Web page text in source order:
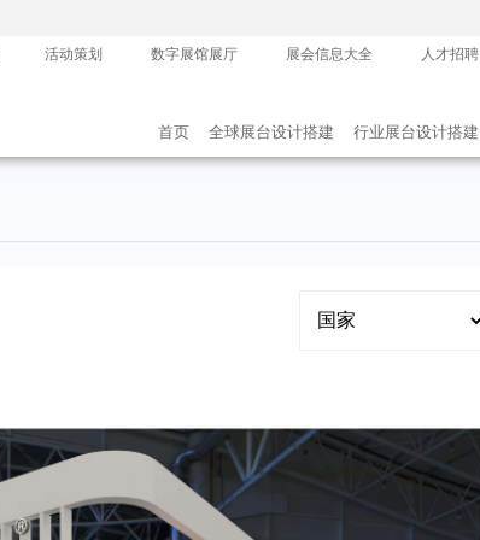
活动策划 数字展馆展厅 展会信息大全 人才招聘
首页 全球展台设计搭建 行业展台设计搭建